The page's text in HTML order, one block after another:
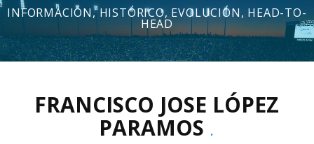
INFORMACIÓN, HISTÓRICO, EVOLUCIÓN, HEAD-TO-
HEAD
FRANCISCO JOSE LÓPEZ
PARAMOS .